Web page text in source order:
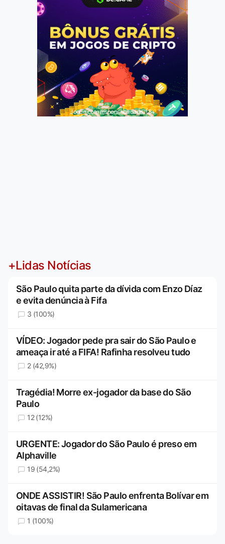
Jogue com responsabilidade. 18+
+Lidas Notícias
São Paulo quita parte da dívida com Enzo Díaz
e evita denúncia à Fifa
3 (100%)
VÍDEO: Jogador pede pra sair do São Paulo e
ameaça ir até a FIFA! Rafinha resolveu tudo
2 (42,9%)
Tragédia! Morre ex-jogador da base do São
Paulo
12 (12%)
URGENTE: Jogador do São Paulo é preso em
Alphaville
19 (54,2%)
ONDE ASSISTIR! São Paulo enfrenta Bolívar em
oitavas de final da Sulamericana
1 (100%)